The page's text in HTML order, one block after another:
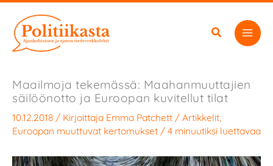
sisältöön
Maailmoja tekemässä: Maahanmuuttajien
säilöönotto ja Euroopan kuvitellut tilat
10.12.2018 / Kirjoittaja Emma Patchett / Artikkelit
Euroopan muuttuvat kertomukset / 4 minuutiksi luettavaa